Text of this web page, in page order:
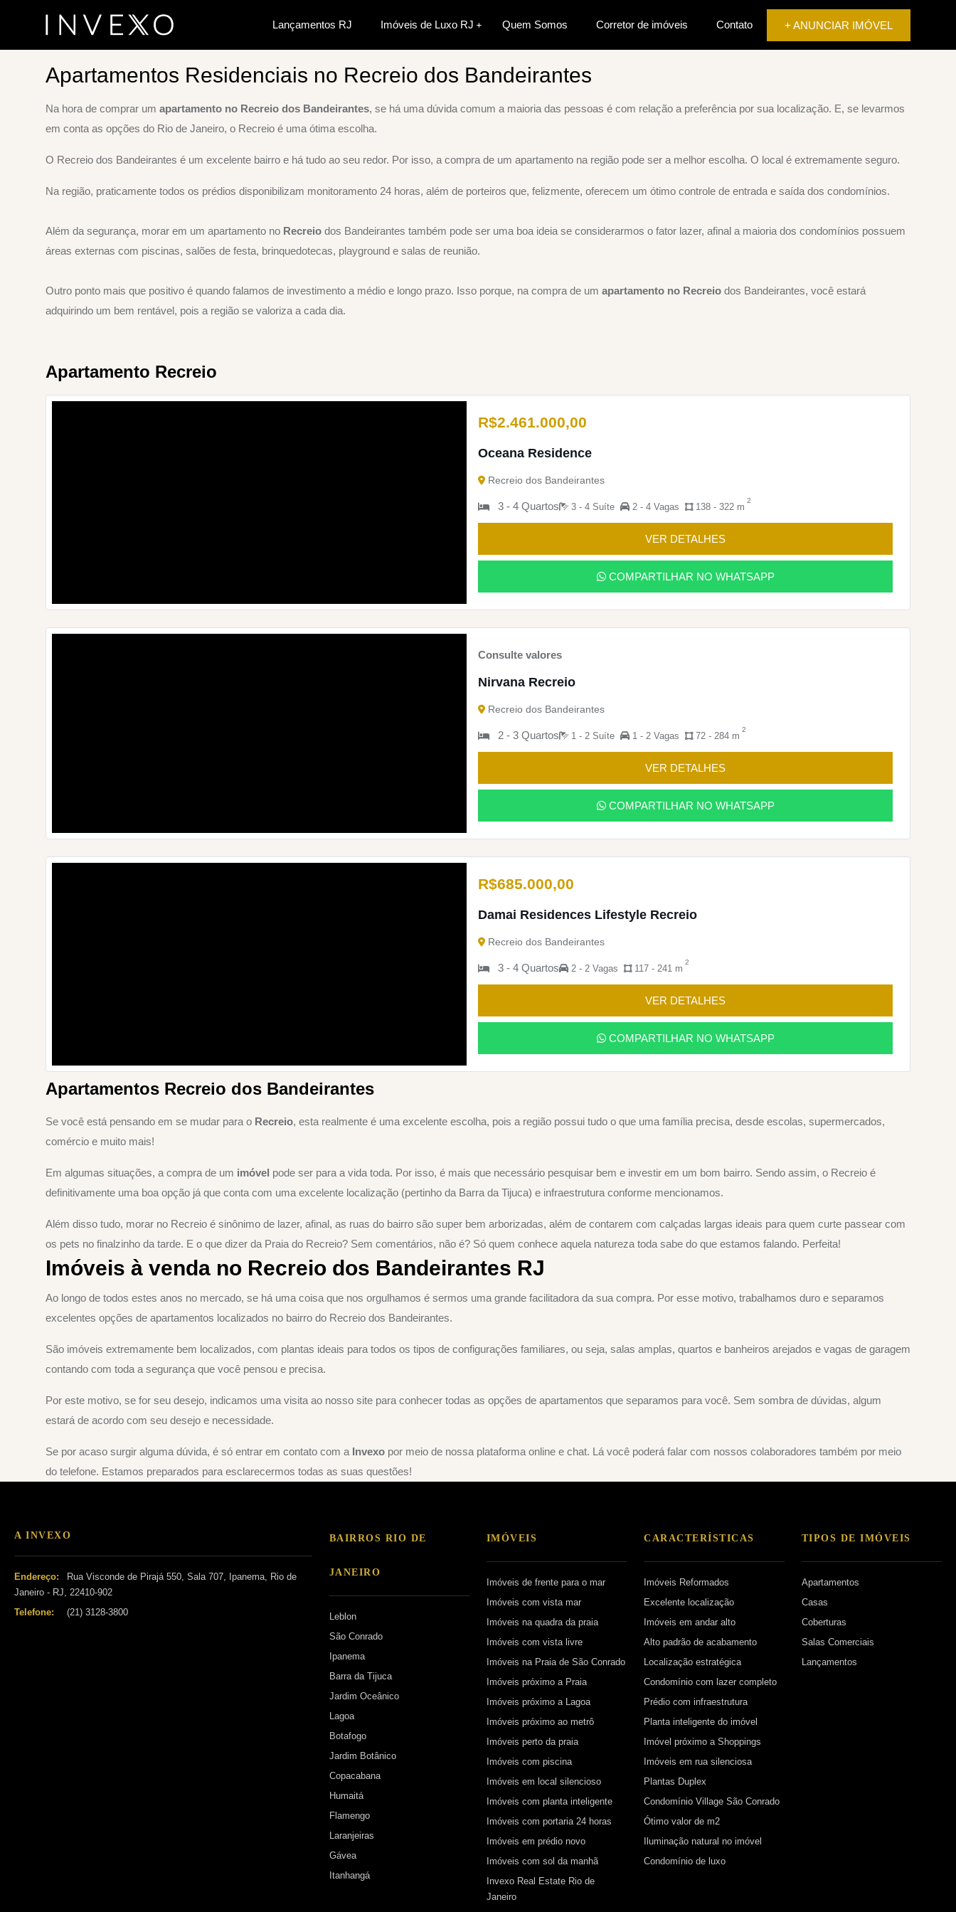
Lançamentos RJ Imóveis de Luxo RJ Quem Somos Corretor de imóveis Contato
+ ANUNCIAR IMÓVEL
Apartamentos Residenciais no Recreio dos Bandeirantes
Na hora de comprar um apartamento no Recreio dos Bandeirantes, se há uma dúvida comum a maioria das pessoas é com relação a preferência por sua localização. E, se levarmos
em conta as opções do Rio de Janeiro, o Recreio é uma ótima escolha.
O Recreio dos Bandeirantes é um excelente bairro e há tudo ao seu redor. Por isso, a compra de um apartamento na região pode ser a melhor escolha. O local é extremamente seguro.
Na região, praticamente todos os prédios disponibilizam monitoramento 24 horas, além de porteiros que, felizmente, oferecem um ótimo controle de entrada e saída dos condomínios.
Além da segurança, morar em um apartamento no Recreio dos Bandeirantes também pode ser uma boa ideia se considerarmos o fator lazer, afinal a maioria dos condomínios possuem
áreas externas com piscinas, salões de festa, brinquedotecas, playground e salas de reunião.
Outro ponto mais que positivo é quando falamos de investimento a médio e longo prazo. Isso porque, na compra de um apartamento no Recreio dos Bandeirantes, você estará
adquirindo um bem rentável, pois a região se valoriza a cada dia.
Apartamento Recreio
R$2.461.000,00
Oceana Residence
Recreio dos Bandeirantes
3 - 4 Quartos 3 - 4 Suíte 2 - 4 Vagas 138 - 322 m
2
VER DETALHES
COMPARTILHAR NO WHATSAPP
Consulte valores
Nirvana Recreio
Recreio dos Bandeirantes
2 - 3 Quartos 1 - 2 Suíte 1 - 2 Vagas 72 - 284 m
2
VER DETALHES
COMPARTILHAR NO WHATSAPP
R$685.000,00
Damai Residences Lifestyle Recreio
Recreio dos Bandeirantes
3 - 4 Quartos 2 - 2 Vagas 117 - 241 m
2
VER DETALHES
COMPARTILHAR NO WHATSAPP
Apartamentos Recreio dos Bandeirantes
Se você está pensando em se mudar para o Recreio, esta realmente é uma excelente escolha, pois a região possui tudo o que uma família precisa, desde escolas, supermercados,
comércio e muito mais!
Em algumas situações, a compra de um imóvel pode ser para a vida toda. Por isso, é mais que necessário pesquisar bem e investir em um bom bairro. Sendo assim, o Recreio é
definitivamente uma boa opção já que conta com uma excelente localização (pertinho da Barra da Tijuca) e infraestrutura conforme mencionamos.
Além disso tudo, morar no Recreio é sinônimo de lazer, afinal, as ruas do bairro são super bem arborizadas, além de contarem com calçadas largas ideais para quem curte passear com
os pets no finalzinho da tarde. E o que dizer da Praia do Recreio? Sem comentários, não é? Só quem conhece aquela natureza toda sabe do que estamos falando. Perfeita!
Imóveis à venda no Recreio dos Bandeirantes RJ
Ao longo de todos estes anos no mercado, se há uma coisa que nos orgulhamos é sermos uma grande facilitadora da sua compra. Por esse motivo, trabalhamos duro e separamos
excelentes opções de apartamentos localizados no bairro do Recreio dos Bandeirantes.
São imóveis extremamente bem localizados, com plantas ideais para todos os tipos de configurações familiares, ou seja, salas amplas, quartos e banheiros arejados e vagas de garagem
contando com toda a segurança que você pensou e precisa.
Por este motivo, se for seu desejo, indicamos uma visita ao nosso site para conhecer todas as opções de apartamentos que separamos para você. Sem sombra de dúvidas, algum
estará de acordo com seu desejo e necessidade.
Se por acaso surgir alguma dúvida, é só entrar em contato com a Invexo por meio de nossa plataforma online e chat. Lá você poderá falar com nossos colaboradores também por meio
do telefone. Estamos preparados para esclarecermos todas as suas questões!
A INVEXO
Endereço:
Rua Visconde de Pirajá 550, Sala 707, Ipanema, Rio de
Janeiro - RJ, 22410-902
Telefone:
(21) 3128-3800
BAIRROS RIO DE
JANEIRO
Leblon
São Conrado
Ipanema
Barra da Tijuca
Jardim Oceânico
Lagoa
Botafogo
Jardim Botânico
Copacabana
Humaitá
Flamengo
Laranjeiras
Gávea
Itanhangá
IMÓVEIS
Imóveis de frente para o mar
Imóveis com vista mar
Imóveis na quadra da praia
Imóveis com vista livre
Imóveis na Praia de São Conrado
Imóveis próximo a Praia
Imóveis próximo a Lagoa
Imóveis próximo ao metrô
Imóveis perto da praia
Imóveis com piscina
Imóveis em local silencioso
Imóveis com planta inteligente
Imóveis com portaria 24 horas
Imóveis em prédio novo
Imóveis com sol da manhã
Invexo Real Estate Rio de
Janeiro
CARACTERÍSTICAS
Imóveis Reformados
Excelente localização
Imóveis em andar alto
Alto padrão de acabamento
Localização estratégica
Condomínio com lazer completo
Prédio com infraestrutura
Planta inteligente do imóvel
Imóvel próximo a Shoppings
Imóveis em rua silenciosa
Plantas Duplex
Condomínio Village São Conrado
Ótimo valor de m2
Iluminação natural no imóvel
Condomínio de luxo
TIPOS DE IMÓVEIS
Apartamentos
Casas
Coberturas
Salas Comerciais
Lançamentos